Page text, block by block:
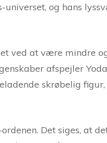
og hans
ved at være mindre
afspejler
skrøbelig
Det siges, at